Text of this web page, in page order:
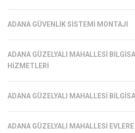
ADANA GÜVENLIK SISTEMI MONTAJI
ADANA GÜZELYALI MAHALLESI
HIZMETLERI
ADANA GÜZELYALI MAHALLESI
ADANA GÜZELYALI MAHALLESI EVLERE